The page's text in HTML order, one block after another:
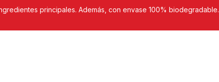
principales. Además, con envase 100% biodegradable.